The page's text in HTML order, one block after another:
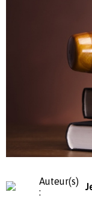
Auteur(s)
: